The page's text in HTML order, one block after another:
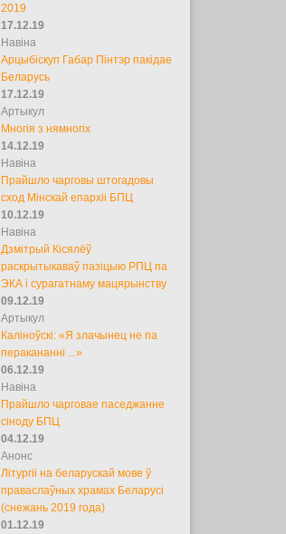
2019
17.12.19
Навіна
Арцыбіскуп Габар Пінтэр пакідае
Беларусь
17.12.19
Артыкул
Многія з нямногіх
14.12.19
Навіна
Прайшло чарговы штогадовы
сход Мінскай епархіі БПЦ
10.12.19
Навіна
Дзмітрый Кісялёў
раскрытыкаваў пазіцыю РПЦ па
ЭКА і сурагатнаму мацярынству
09.12.19
Артыкул
Каліноўскі: «Я злачынец не па
перакананні ...»
06.12.19
Навіна
Прайшло чарговае паседжанне
сіноду БПЦ
04.12.19
Анонс
Літургіі на беларускай мове ў
праваслаўных храмах Беларусі
(снежань 2019 года)
01.12.19